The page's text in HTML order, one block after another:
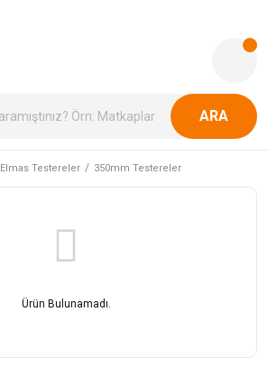
ARA
Elmas Testereler 350mm Testereler
Ürün Bulunamadı.